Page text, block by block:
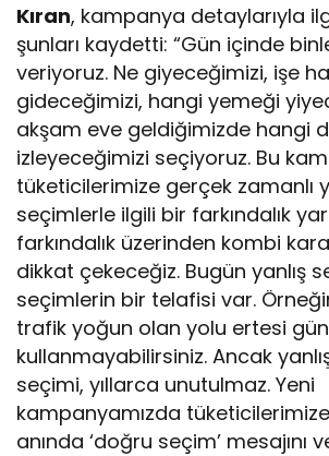
Kıran, kampanya detaylarıyla
şunları kaydetti: “Gün içinde
veriyoruz. Ne giyeceğimizi, işe
gideceğimizi, hangi yemeği
akşam eve geldiğimizde hangi
izleyeceğimizi seçiyoruz. Bu
tüketicilerimize gerçek zamanlı
seçimlerle ilgili bir farkındalık
farkındalık üzerinden kombi
dikkat çekeceğiz. Bugün yanlış
seçimlerin bir telafisi var.
trafik yoğun olan yolu ertesi gün
kullanmayabilirsiniz. Ancak
seçimi, yıllarca unutulmaz. Yeni
kampanyamızda
anında ‘doğru seçim’ mesajını